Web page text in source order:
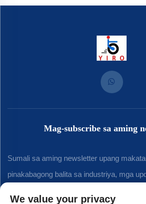
Mag-subscribe sa aming
Sumali sa aming newsletter upang
pinakabagong balita sa industriya, mga
We value your privacy